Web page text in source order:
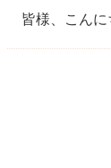
皆様、こん